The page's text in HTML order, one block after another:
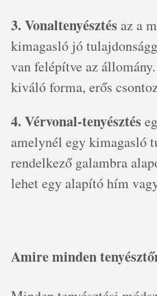
3. Vonaltenyésztésaz a
kimagasló jó
van felépítve az
kiváló forma, erős
4. Vérvonal-tenyésztés
amelynél egy kimagasló
rendelkező galambra
lehet egy alapító hím
Amire minden